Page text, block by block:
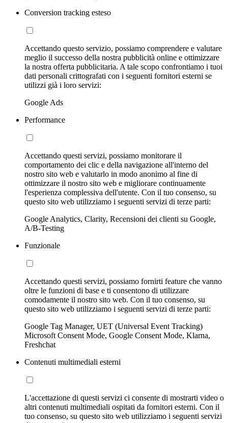
Conversion tracking esteso
Accettando questo servizio, possiamo comprendere e valutare
meglio il successo della nostra pubblicità online e ottimizzare
la nostra offerta pubblicitaria. A tale scopo confrontiamo i tuoi
dati personali crittografati con i seguenti fornitori esterni se
utilizzi già i loro servizi:
Google Ads
Performance
Accettando questi servizi, possiamo monitorare il
comportamento dei clic e della navigazione all'interno del
nostro sito web e valutarlo in modo anonimo al fine di
ottimizzare il nostro sito web e migliorare continuamente
l'esperienza complessiva dell'utente. Con il tuo consenso, su
questo sito web utilizziamo i seguenti servizi di terze parti:
Google Analytics, Clarity, Recensioni dei clienti su Google,
A/B-Testing
Funzionale
Accettando questi servizi, possiamo fornirti feature che vanno
oltre le funzioni di base e ti consentono di utilizzare
comodamente il nostro sito web. Con il tuo consenso, su
questo sito web utilizziamo i seguenti servizi di terze parti:
Google Tag Manager, UET (Universal Event Tracking)
Microsoft Consent Mode, Google Consent Mode, Klarna,
Freshchat
Contenuti multimediali esterni
L'accettazione di questi servizi ci consente di mostrarti video o
altri contenuti multimediali ospitati da fornitori esterni. Con il
tuo consenso, su questo sito web utilizziamo i seguenti servizi